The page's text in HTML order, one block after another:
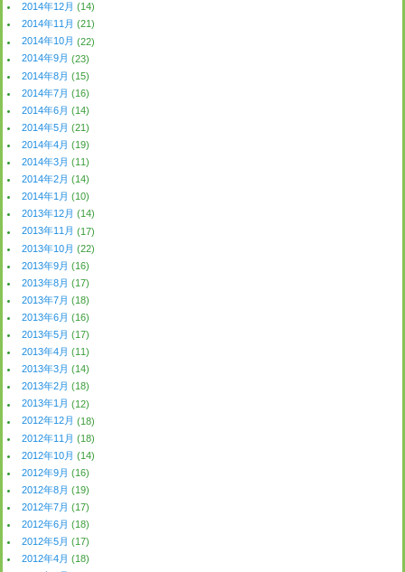
2014年12月 (14)
2014年11月 (21)
2014年10月 (22)
2014年9月 (23)
2014年8月 (15)
2014年7月 (16)
2014年6月 (14)
2014年5月 (21)
2014年4月 (19)
2014年3月 (11)
2014年2月 (14)
2014年1月 (10)
2013年12月 (14)
2013年11月 (17)
2013年10月 (22)
2013年9月 (16)
2013年8月 (17)
2013年7月 (18)
2013年6月 (16)
2013年5月 (17)
2013年4月 (11)
2013年3月 (14)
2013年2月 (18)
2013年1月 (12)
2012年12月 (18)
2012年11月 (18)
2012年10月 (14)
2012年9月 (16)
2012年8月 (19)
2012年7月 (17)
2012年6月 (18)
2012年5月 (17)
2012年4月 (18)